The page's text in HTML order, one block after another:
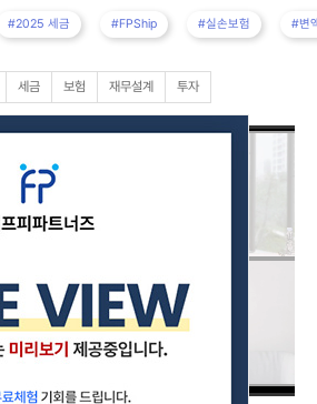
#2025 세금 #FPShip #실손보험 #변
세금 보험 재무설계 투자